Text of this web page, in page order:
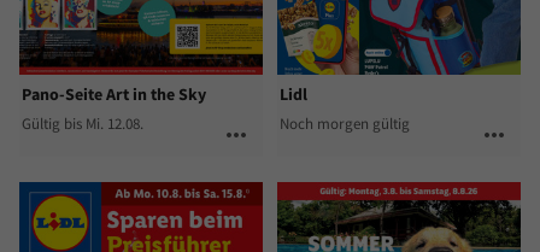
Pano-Seite Art in the Sky
Gültig bis Mi. 12.08. more_horiz
Lidl
Noch morgen gültig more_horiz